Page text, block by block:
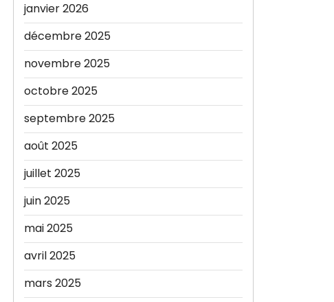
janvier 2026
décembre 2025
novembre 2025
octobre 2025
septembre 2025
août 2025
juillet 2025
juin 2025
mai 2025
avril 2025
mars 2025